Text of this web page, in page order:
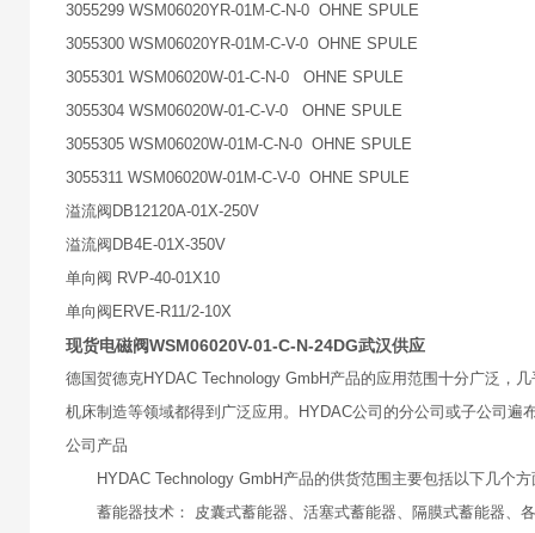
3055299 WSM06020YR-01M-C-N-0 OHNE SPULE
3055300 WSM06020YR-01M-C-V-0 OHNE SPULE
3055301 WSM06020W-01-C-N-0 OHNE SPULE
3055304 WSM06020W-01-C-V-0 OHNE SPULE
3055305 WSM06020W-01M-C-N-0 OHNE SPULE
3055311 WSM06020W-01M-C-V-0 OHNE SPULE
溢流阀DB12120A-01X-250V
溢流阀DB4E-01X-350V
单向阀 RVP-40-01X10
单向阀ERVE-R11/2-10X
现货电磁阀WSM06020V-01-C-N-24DG武汉供应
德国贺德克HYDAC Technology GmbH产品的应用范围十分广泛，
机床制造等领域都得到广泛应用。HYDAC公司的分公司或子公司遍
公司产品
HYDAC Technology GmbH产品的供货范围主要包括以下几个
蓄能器技术： 皮囊式蓄能器、活塞式蓄能器、隔膜式蓄能器、